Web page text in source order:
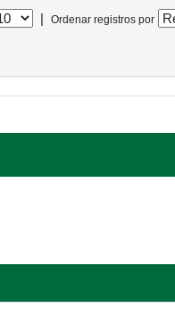
| Ordenar registros por